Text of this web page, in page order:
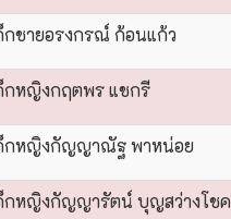
กชายอรงกรณ์ ก้อนแก้ว
กหญิงกฤตพร แชกรี
กหญิงกัญญาณัฐ พาหน่อย
กหญิงกัญญารัตน์ บุญสว่างโชค